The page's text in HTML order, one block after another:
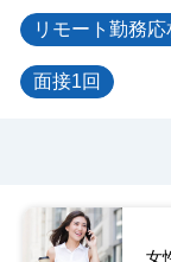
リモート勤務応
面接1回
女